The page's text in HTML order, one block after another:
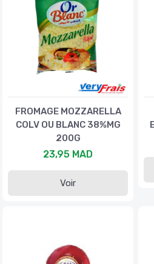
FROMAGE MOZZARELLA
COLV OU BLANC 38%MG
200G
23,95 MAD
Voir